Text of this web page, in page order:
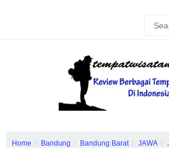
Home Bandung Bandung Barat JAWA